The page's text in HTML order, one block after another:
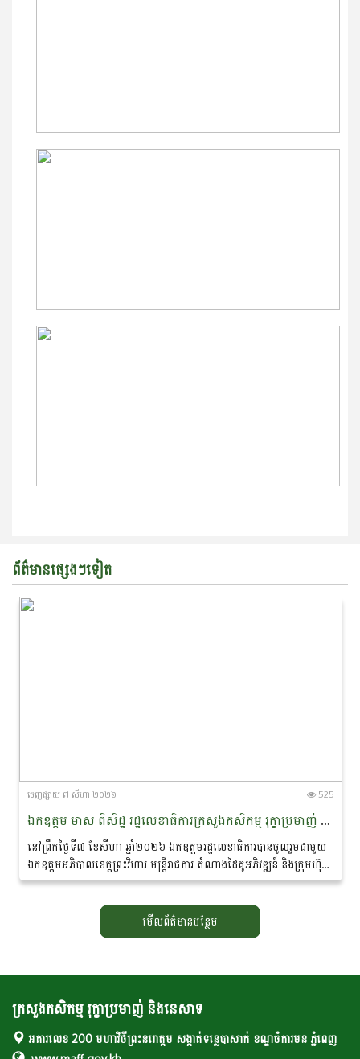
ព័ត៌មានផ្សេងៗទៀត
ចេញ​ផ្សាយ​ ៧ សីហា ២០២៦ 525
ឯកឧត្តម មាស ពិសិដ្ឋ រដ្ឋលេខាធិការក្រសួងកសិកម្ម រុក្ខាប្រមាញ់ និងនេសាទ បានចូលរួមជាអធិបតីភាពក្នុងពិធីចុះហត្ថលេខាលក់-ទិញផលិតផលកសិកម្មសរីរាង្គ នៅខេត្តព្រះវិហារ
នៅព្រឹកថ្ងៃទី៧ ខែសីហា ឆ្នាំ២០២៦ ឯកឧត្តមរដ្ឋលេខាធិការបានចូលរួមជាមួយ
ឯកឧត្តមអភិបាលខេត្តព្រះវិហារ មន្ត្រីរាជការ តំណាងដៃគូអភិវឌ្ឍន៍ និងក្រុមហ៊ុន
ឯកជន ព្រមទាំងប្រជាកសិករ...
មើលព័ត៌មានបន្ថែម
ក្រសួងកសិកម្ម រុក្ខាប្រមាញ់ និងនេសាទ
អគារលេខ 200 មហាវិថីព្រះនរោត្តម សង្កាត់ទន្លេបាសាក់ ខណ្ឌចំការមន ភ្នំពេញ